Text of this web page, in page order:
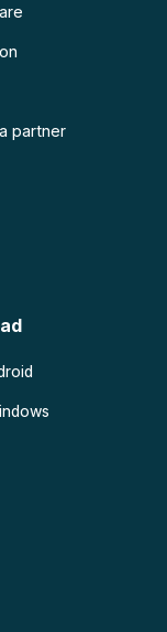
partner